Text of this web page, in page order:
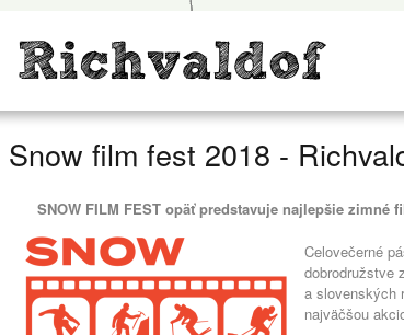
Snow film fest 2018 -
SNOW FILM FEST opäť predstavuje najlepšie zimné
Celovečerné
dobrodružstve
a slovenských
najväčšou